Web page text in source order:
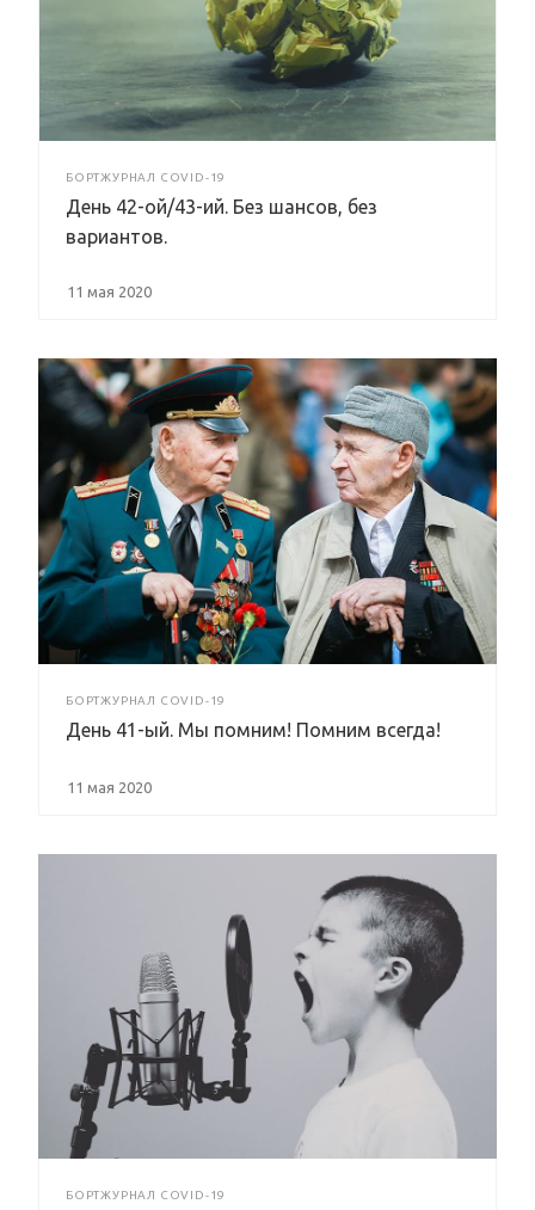
БОРТЖУРНАЛ COVID-19
День 42-ой/43-ий. Без шансов, без
вариантов.
11 мая 2020
БОРТЖУРНАЛ COVID-19
День 41-ый. Мы помним! Помним всегда!
11 мая 2020
БОРТЖУРНАЛ COVID-19